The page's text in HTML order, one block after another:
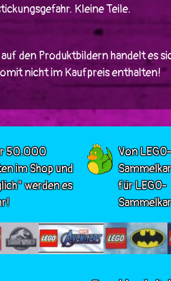
Kleine Teile.
den Produktbildern handelt es
nicht im Kaufpreis enthalten!
50.000
im Shop und
werden es
Von
für LEGO-